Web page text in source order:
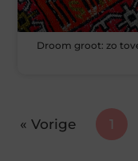
Droom groot: zo
« Vorige 1